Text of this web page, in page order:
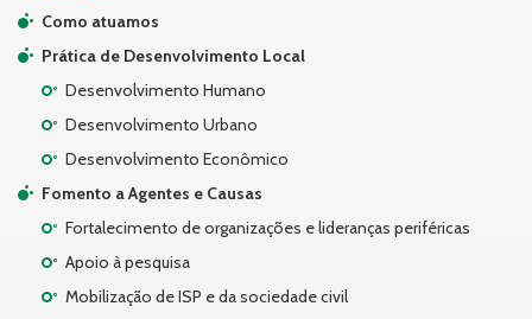
Como atuamos
Prática de Desenvolvimento Local
Desenvolvimento Humano
Desenvolvimento Urbano
Desenvolvimento Econômico
Fomento a Agentes e Causas
Fortalecimento de organizações e lideranças periféricas
Apoio à pesquisa
Mobilização de ISP e da sociedade civil